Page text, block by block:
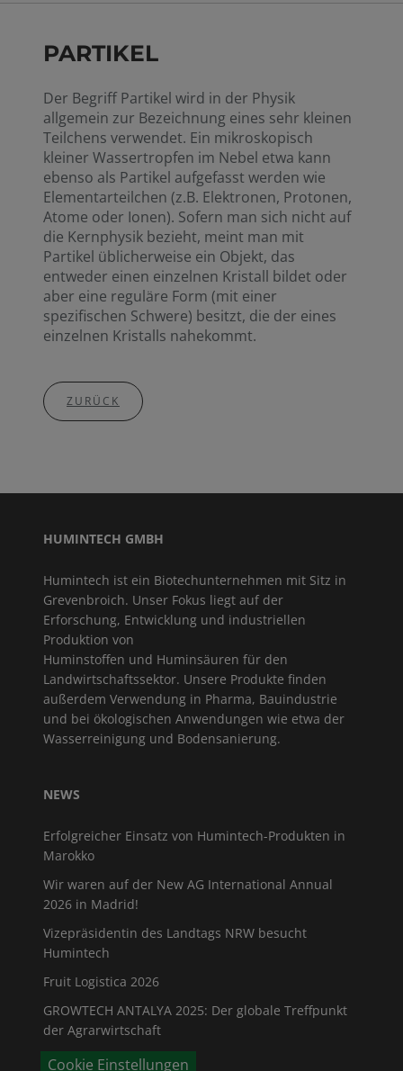
PARTIKEL
Der Begriff Partikel wird in der Physik
allgemein zur Bezeichnung eines sehr kleinen
Teilchens verwendet. Ein mikroskopisch
kleiner Wassertropfen im Nebel etwa kann
ebenso als Partikel aufgefasst werden wie
Elementarteilchen (z.B. Elektronen, Protonen,
Atome oder Ionen). Sofern man sich nicht auf
die Kernphysik bezieht, meint man mit
Partikel üblicherweise ein Objekt, das
entweder einen einzelnen Kristall bildet oder
aber eine reguläre Form (mit einer
spezifischen Schwere) besitzt, die der eines
einzelnen Kristalls nahekommt.
ZURÜCK
HUMINTECH GMBH
Humintech ist ein Biotechunternehmen mit Sitz in
Grevenbroich. Unser Fokus liegt auf der
Erforschung, Entwicklung und industriellen
Produktion von
Huminstoffen und Huminsäuren für den
Landwirtschaftssektor. Unsere Produkte finden
außerdem Verwendung in Pharma, Bauindustrie
und bei ökologischen Anwendungen wie etwa der
Wasserreinigung und Bodensanierung.
NEWS
Erfolgreicher Einsatz von Humintech-Produkten in
Marokko
Wir waren auf der New AG International Annual
2026 in Madrid!
Vizepräsidentin des Landtags NRW besucht
Humintech
Fruit Logistica 2026
GROWTECH ANTALYA 2025: Der globale Treffpunkt
der Agrarwirtschaft
Cookie Einstellungen